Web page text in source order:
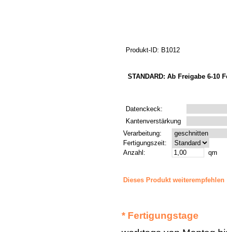
Produkt-ID: B1012
STANDARD: Ab Freigabe 6-10
Datenckeck:
Kantenverstärkung
Verarbeitung:
Fertigungszeit:
Anzahl:
qm
Dieses Produkt weiterempfehlen
* Fertigungstage